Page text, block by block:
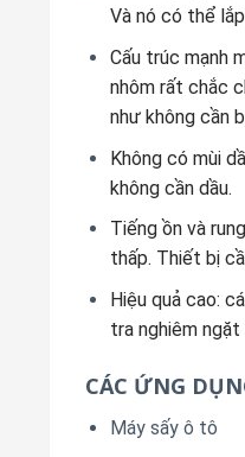
Và nó có thể
Cấu trúc mạnh
nhôm rất chắc
như không cần
Không có mùi
không cần dầu.
Tiếng ồn và
thấp. Thiết bị
Hiệu quả cao:
tra nghiêm
CÁC ỨNG
Máy sấy ô tô